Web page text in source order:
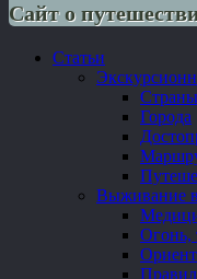
Сайт о
Статьи
Страны
Города
Выживание
Огонь,